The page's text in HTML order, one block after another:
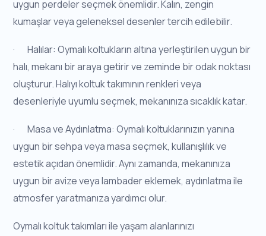
uygun perdeler seçmek önemlidir. Kalın, zengin
kumaşlar veya geleneksel desenler tercih edilebilir.
· Halılar: Oymalı koltukların altına yerleştirilen uygun bir
halı, mekanı bir araya getirir ve zeminde bir odak noktası
oluşturur. Halıyı koltuk takımının renkleri veya
desenleriyle uyumlu seçmek, mekanınıza sıcaklık katar.
· Masa ve Aydınlatma: Oymalı koltuklarınızın yanına
uygun bir sehpa veya masa seçmek, kullanışlılık ve
estetik açıdan önemlidir. Aynı zamanda, mekanınıza
uygun bir avize veya lambader eklemek, aydınlatma ile
atmosfer yaratmanıza yardımcı olur.
Oymalı koltuk takımları ile yaşam alanlarınızı